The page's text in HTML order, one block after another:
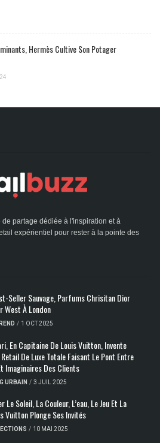
Hermès Cultive Son Potager
partage dédiée à l'inspiration et à
expérientiel pour rester à la pointe des
Seller Sauvage, Parfums Chrisitan Dior
West À London
/ 1 OCT 2025
En Capitaine De Louis Vuitton, Invente
Retail De Luxe Totale Faisant Le Pont Entre
Imaginaires Des Clients
URBAIN / 3 JUIL 2025
Le Soleil, La Couleur, L’eau, Le Jeu Et La
Vuitton Plonge Ses Invités
/ 10 MAI 2025